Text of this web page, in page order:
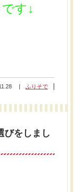
す↓
ふりそで
びをしまし